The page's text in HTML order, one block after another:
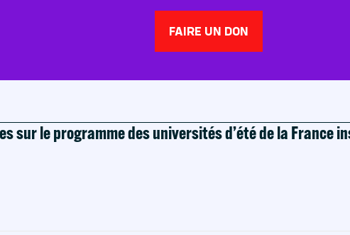
FAIRE UN DON
sur le programme des universités d’été de la France